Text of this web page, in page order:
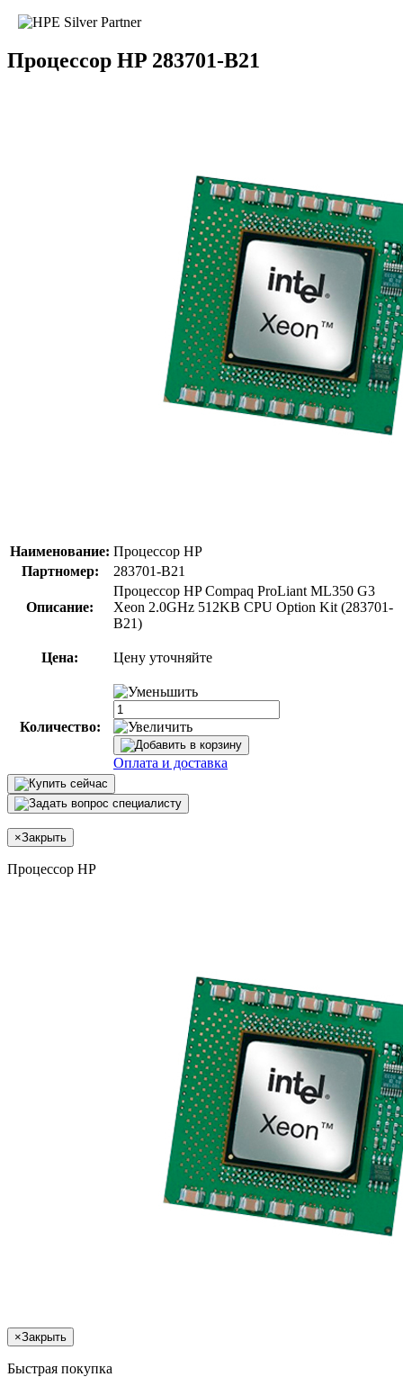
Процессор HP 283701-B21
Наименование: Процессор HP
Партномер:
283701-B21
Описание:
Процессор HP Compaq ProLiant ML350 G3
Xeon 2.0GHz 512KB CPU Option Kit (283701-
B21)
Цена: Цену уточняйте
Количество:
Оплата и доставка
×Закрыть
Процессор HP
×Закрыть
Быстрая покупка